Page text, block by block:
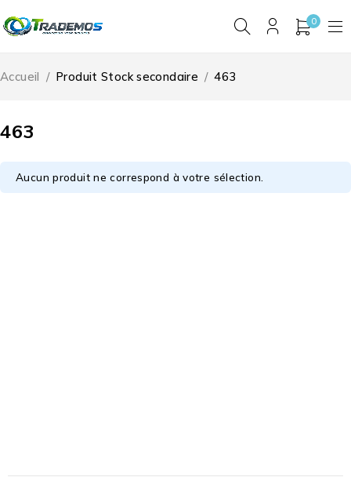
0
463
Accueil / Produit Stock secondaire / 463
Aucun produit ne correspond à votre sélection.